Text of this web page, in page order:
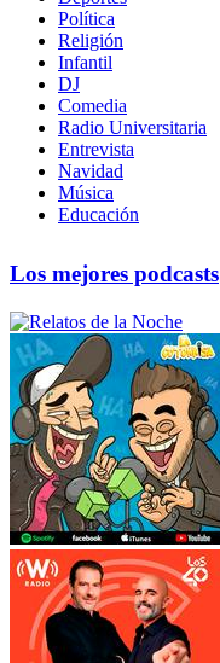
Política
Religión
Infantil
DJ
Comedia
Radio Universitaria
Entrevista
Navidad
Música
Educación
Los mejores podcasts